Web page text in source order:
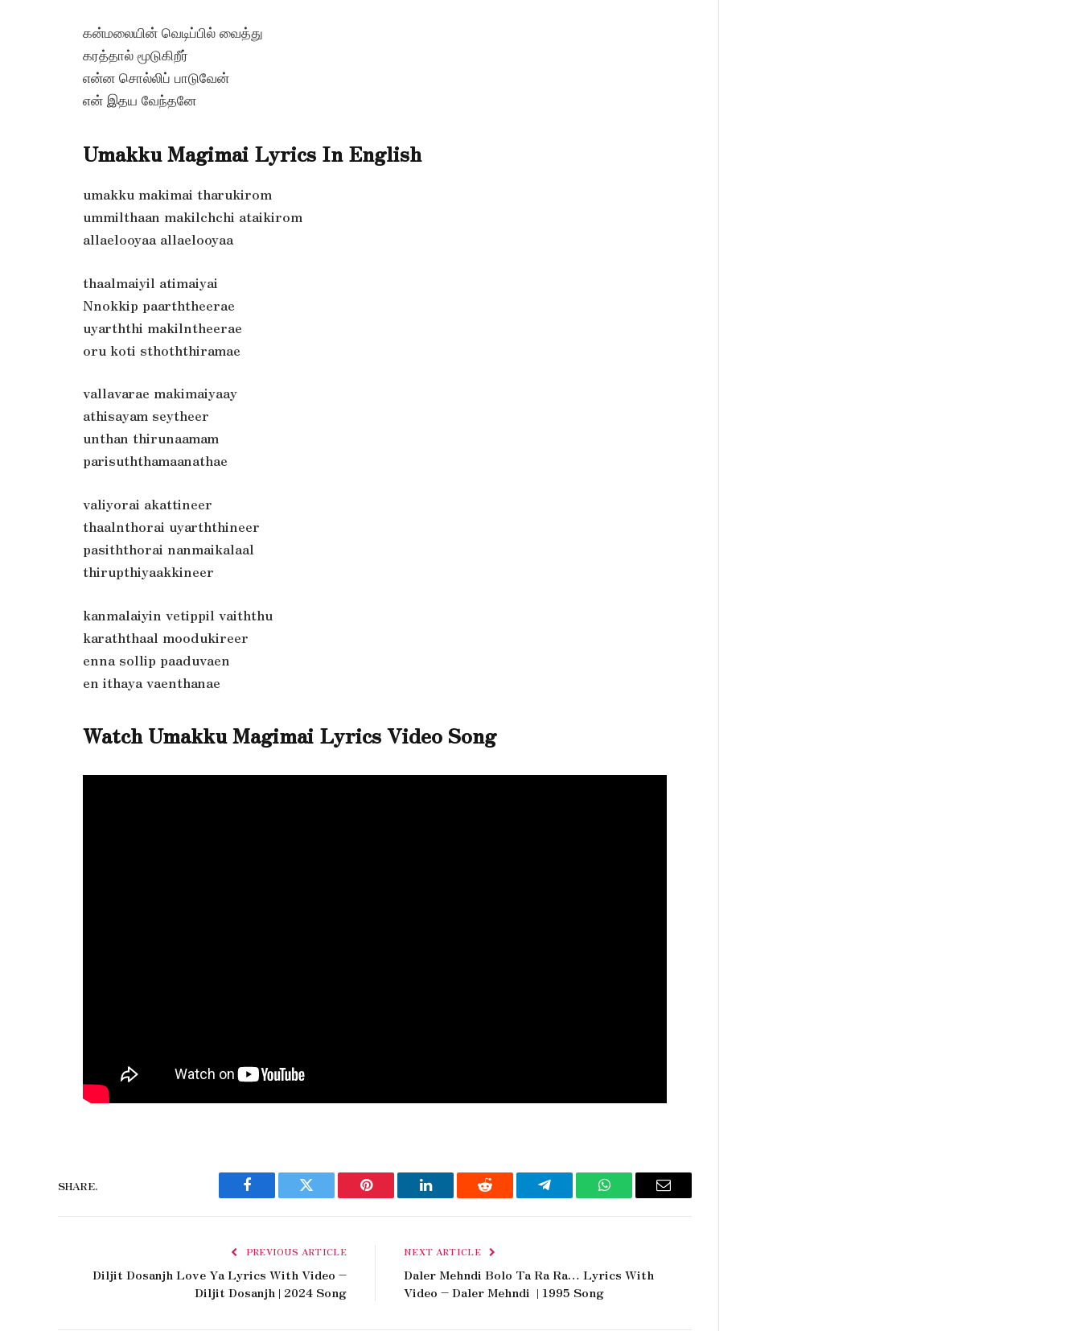
கன்மலையின் வெடிப்பில் வைத்து
கரத்தால் மூடுகிறீர்
என்ன சொல்லிப் பாடுவேன்
என் இதய வேந்தனே
Umakku Magimai Lyrics In English
umakku makimai tharukirom
ummilthaan makilchchi ataikirom
allaelooyaa allaelooyaa
thaalmaiyil atimaiyai
Nnokkip paarththeerae
uyarththi makilntheerae
oru koti sthoththiramae
vallavarae makimaiyaay
athisayam seytheer
unthan thirunaamam
parisuththamaanathae
valiyorai akattineer
thaalnthorai uyarththineer
pasiththorai nanmaikalaal
thirupthiyaakkineer
kanmalaiyin vetippil vaiththu
karaththaal moodukireer
enna sollip paaduvaen
en ithaya vaenthanae
Watch Umakku Magimai Lyrics Video Song
SHARE.
Facebook Twitter Pinterest LinkedIn Reddit Telegram WhatsAppEmail
PREVIOUS ARTICLE
Diljit Dosanjh Love Ya Lyrics With Video –
Diljit Dosanjh | 2024 Song
NEXT ARTICLE
Daler Mehndi Bolo Ta Ra Ra… Lyrics With
Video – Daler Mehndi | 1995 Song